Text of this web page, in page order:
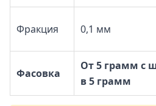
Фракция 0,1 мм
Фасовка
От 5 грамм с
в 5 грамм